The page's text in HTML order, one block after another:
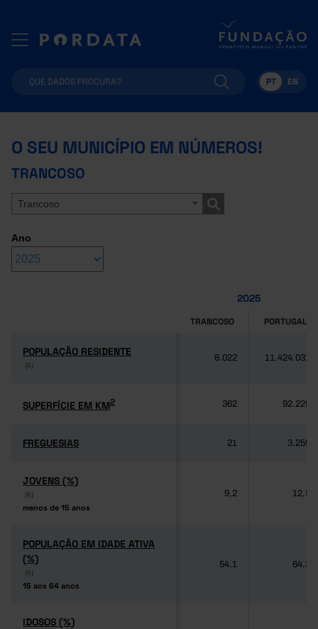
PT EN
O SEU MUNICÍPIO EM NÚMEROS!
TRANCOSO
Trancoso
Ano
2025
TRANCOSO PORTUGAL
POPULAÇÃO RESIDENTE
(6)
POPULAÇÃO RESIDENTE
(6)
8.022 11.424.031
SUPERFÍCIE EM KM2
SUPERFÍCIE EM KM2 362 92.225
FREGUESIAS
FREGUESIAS 21 3.259
JOVENS (%)
(6)
menos de 15 anos
JOVENS (%)
(6)
menos de 15 anos
9,2 12,5
POPULAÇÃO EM IDADE ATIVA
(%)
(6)
15 aos 64 anos
POPULAÇÃO EM IDADE ATIVA
(%)
(6)
15 aos 64 anos
54,1 64,3
IDOSOS (%)
IDOSOS (%)